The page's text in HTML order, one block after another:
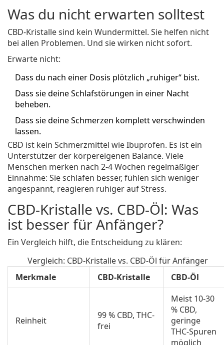
Was du nicht erwarten solltest
CBD-Kristalle sind kein Wundermittel. Sie helfen nicht
bei allen Problemen. Und sie wirken nicht sofort.
Erwarte nicht:
Dass du nach einer Dosis plötzlich „ruhiger“ bist.
Dass sie deine Schlafstörungen in einer Nacht
beheben.
Dass sie deine Schmerzen komplett verschwinden
lassen.
CBD ist kein Schmerzmittel wie Ibuprofen. Es ist ein
Unterstützer der körpereigenen Balance. Viele
Menschen merken nach 2-4 Wochen regelmäßiger
Einnahme: Sie schlafen besser, fühlen sich weniger
angespannt, reagieren ruhiger auf Stress.
CBD-Kristalle vs. CBD-Öl: Was
ist besser für Anfänger?
Ein Vergleich hilft, die Entscheidung zu klären:
Vergleich: CBD-Kristalle vs. CBD-Öl für Anfänger
Merkmale
CBD-Kristalle CBD-Öl
Reinheit
99 % CBD, THC-
frei
Meist 10-30
% CBD,
geringe
THC-Spuren
möglich